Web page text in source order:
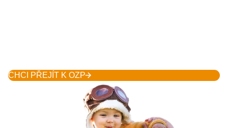
CHCI PŘEJÍT K OZP